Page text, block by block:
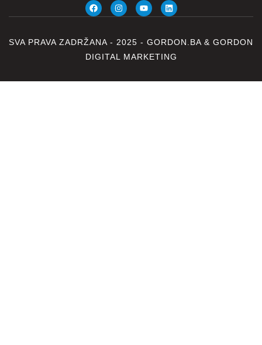
SVA PRAVA ZADRŽANA - 2025 - GORDON.BA & GORDON
DIGITAL MARKETING